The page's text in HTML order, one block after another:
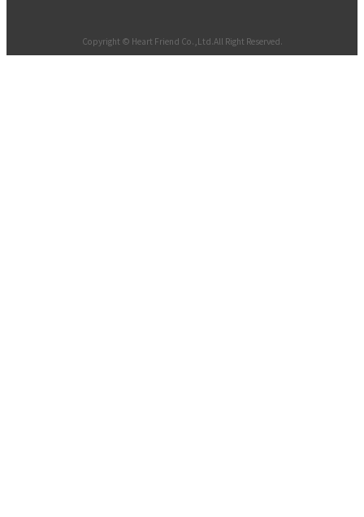
Copyright © Heart Friend Co.,Ltd.All Right Reserved.